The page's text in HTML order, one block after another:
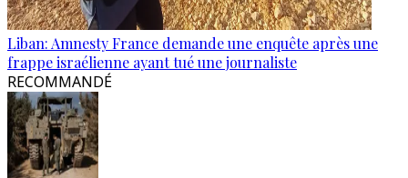
Liban: Amnesty France demande une enquête après une
frappe israélienne ayant tué une journaliste
RECOMMANDÉ